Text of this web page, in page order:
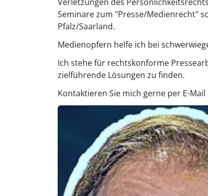
Seminare zum "Presse/Medienrecht"
Pfalz/Saarland.
Medienopfern helfe ich bei
Ich stehe für rechtskonforme
zielführende Lösungen zu finden.
Kontaktieren Sie mich gerne per E-